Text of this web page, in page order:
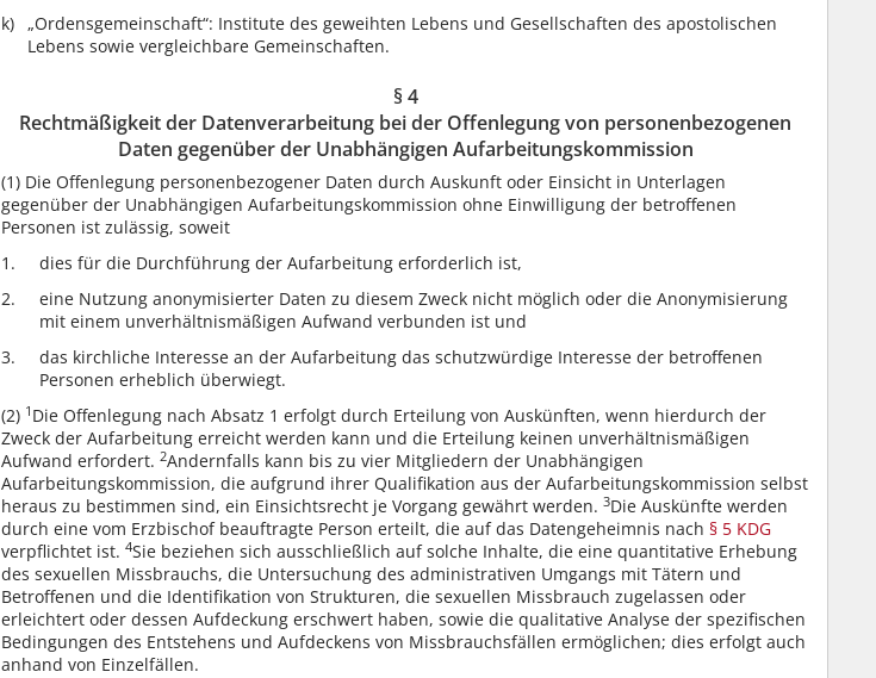
„Ordensgemeinschaft“: Institute des geweihten Lebens und Gesellschaften des apostolischen
Lebens sowie vergleichbare Gemeinschaften.
§ 4
Rechtmäßigkeit der Datenverarbeitung bei der Offenlegung von personenbezogenen
Daten gegenüber der Unabhängigen Aufarbeitungskommission
(1) Die Offenlegung personenbezogener Daten durch Auskunft oder Einsicht in Unterlagen
gegenüber der Unabhängigen Aufarbeitungskommission ohne Einwilligung der betroffenen
Personen ist zulässig, soweit
dies für die Durchführung der Aufarbeitung erforderlich ist,
eine Nutzung anonymisierter Daten zu diesem Zweck nicht möglich oder die Anonymisierung
mit einem unverhältnismäßigen Aufwand verbunden ist und
das kirchliche Interesse an der Aufarbeitung das schutzwürdige Interesse der betroffenen
Personen erheblich überwiegt.
(2) 1 Die Offenlegung nach Absatz 1 erfolgt durch Erteilung von Auskünften, wenn hierdurch der
Zweck der Aufarbeitung erreicht werden kann und die Erteilung keinen unverhältnismäßigen
Aufwand erfordert. 2Andernfalls kann bis zu vier Mitgliedern der Unabhängigen
Aufarbeitungskommission, die aufgrund ihrer Qualifikation aus der Aufarbeitungskommission selbst
heraus zu bestimmen sind, ein Einsichtsrecht je Vorgang gewährt werden. 3Die Auskünfte werden
durch eine vom Erzbischof beauftragte Person erteilt, die auf das Datengeheimnis nach § 5 KDG
verpflichtet ist. 4Sie beziehen sich ausschließlich auf solche Inhalte, die eine quantitative Erhebung
des sexuellen Missbrauchs, die Untersuchung des administrativen Umgangs mit Tätern und
Betroffenen und die Identifikation von Strukturen, die sexuellen Missbrauch zugelassen oder
erleichtert oder dessen Aufdeckung erschwert haben, sowie die qualitative Analyse der spezifischen
Bedingungen des Entstehens und Aufdeckens von Missbrauchsfällen ermöglichen; dies erfolgt auch
anhand von Einzelfällen.